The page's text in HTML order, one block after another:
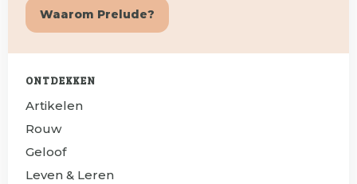
Waarom Prelude?
ONTDEKKEN
Artikelen
Rouw
Geloof
Leven & Leren